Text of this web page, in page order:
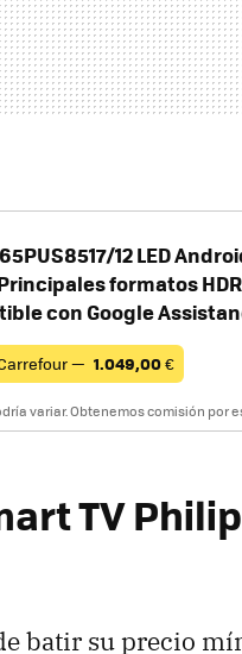
12 LED
formatos
con Google
— 1.049,00€
variar. Obtenemos comisión por
TV
batir su precio